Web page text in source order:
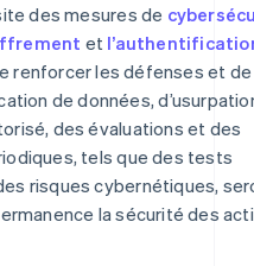
des mesures de
et
renforcer les défenses et de
de données,
des évaluations et des
tels que des tests
risques cybernétiques,
la sécurité des